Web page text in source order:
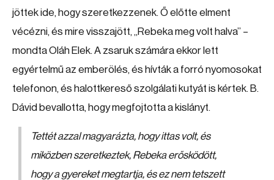
jöttek ide, hogy szeretkezzenek. Ő előtte elment
vécézni, és mire visszajött, „Rebeka meg volt halva” –
mondta Oláh Elek. A zsaruk számára ekkor lett
egyértelmű az emberölés, és hívták a forró nyomosokat
telefonon, és halottkereső szolgálati kutyát is kértek. B.
Dávid bevallotta, hogy megfojtotta a kislányt.
Tettét azzal magyarázta, hogy ittas volt, és
miközben szeretkeztek, Rebeka erősködött,
hogy a gyereket megtartja, és ez nem tetszett